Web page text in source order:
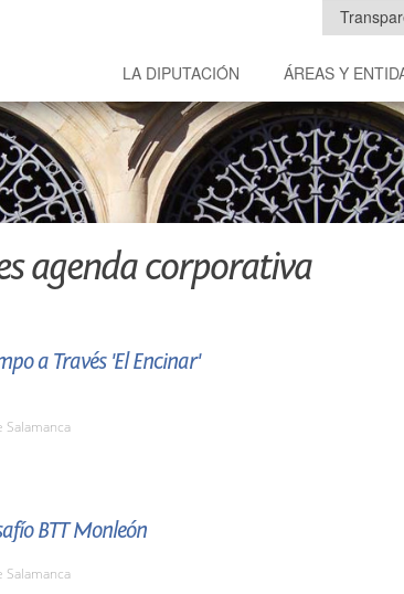
LA DIPUTACIÓN ÁREAS Y
agenda corporativa
a Través 'El Encinar'
Salamanca
BTT Monleón
Salamanca